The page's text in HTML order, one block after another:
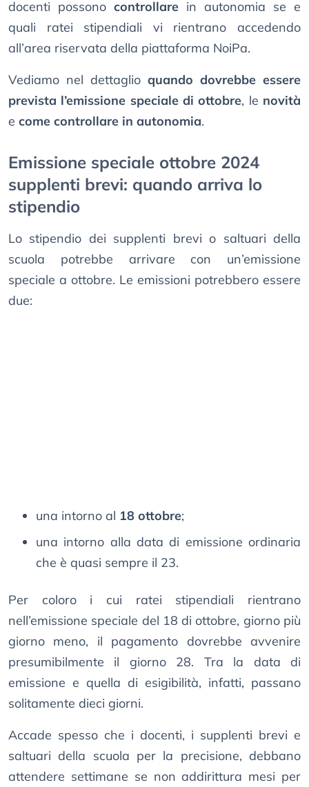
docenti possono controllare in autonomia se e
quali ratei stipendiali vi rientrano accedendo
all’area riservata della piattaforma NoiPa.
Vediamo nel dettaglio quando dovrebbe essere
prevista l’emissione speciale di ottobre, le novità
e come controllare in autonomia.
Emissione speciale ottobre 2024
supplenti brevi: quando arriva lo
stipendio
Lo stipendio dei supplenti brevi o saltuari della
scuola potrebbe arrivare con un’emissione
speciale a ottobre. Le emissioni potrebbero essere
due:
una intorno al 18 ottobre;
una intorno alla data di emissione ordinaria
che è quasi sempre il 23.
Per coloro i cui ratei stipendiali rientrano
nell’emissione speciale del 18 di ottobre, giorno più
giorno meno, il pagamento dovrebbe avvenire
presumibilmente il giorno 28. Tra la data di
emissione e quella di esigibilità, infatti, passano
solitamente dieci giorni.
Accade spesso che i docenti, i supplenti brevi e
saltuari della scuola per la precisione, debbano
attendere settimane se non addirittura mesi per